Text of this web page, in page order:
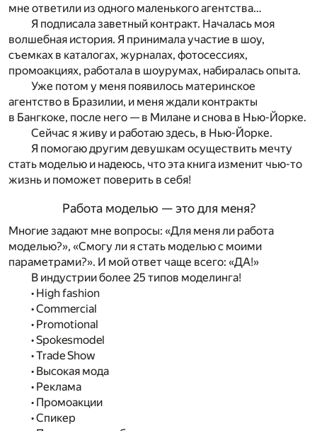
мне ответили из одного маленького агентства…
Я подписала заветный контракт. Началась моя
волшебная история. Я принимала участие в шоу,
съемках в каталогах, журналах, фотосессиях,
промоакциях, работала в шоурумах, набиралась опыта.
Уже потом у меня появилось материнское
агентство в Бразилии, и меня ждали контракты
в Бангкоке, после него — в Милане и снова в Нью-Йорке.
Сейчас я живу и работаю здесь, в Нью-Йорке.
Я помогаю другим девушкам осуществить мечту
стать моделью и надеюсь, что эта книга изменит чью-то
жизнь и поможет поверить в себя!
Работа моделью — это для меня?
Многие задают мне вопросы: «Для меня ли работа
моделью?», «Смогу ли я стать моделью с моими
параметрами?». И мой ответ чаще всего: «ДА!»
В индустрии более 25 типов моделинга!
• High fashion
• Commercial
• Promotional
• Spokesmodel
• Trade Show
• Высокая мода
• Реклама
• Промоакции
• Спикер